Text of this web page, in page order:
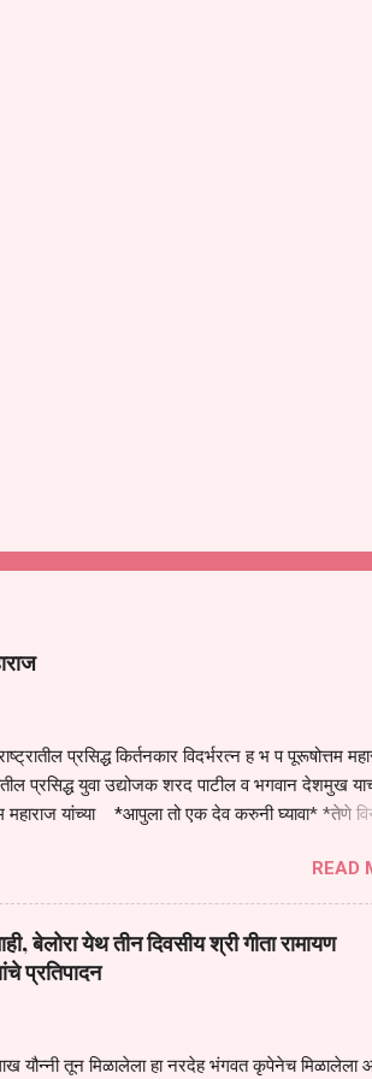
प्रसिद्ध किर्तनकार विदर्भरत्न ह भ प पूरूषोत्तम
प्रसिद्ध युवा उद्योजक शरद पाटील व भगवान देशमुख
यांच्या *आपुला तो एक देव करुनी घ्यावा* *तेणे
आहेत कोरोना सारख्या महामारीत आपंण जिवंत आहोत
आपल्याला घ्यावाच लागेल महामारीच्या काळात वारकरी
अवस्था सक्षम असणे गरजेचे आहे कोरोना ने मानवी
आहे मनुष्याच्या आयुष्यातील नामसाधना ही त्याच्यासाठी
READ
बेलोरा येथ तीन दिवसीय श्री गीता रामायण
प्रतिपादन
लाख यौन्नी तून मिळालेला हा नरदेह भंगवत कृपेनेच मिळालेला